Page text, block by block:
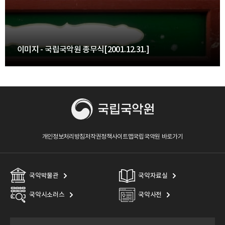
이미지 - 국립국악원 종무식[2001.12.31.]
개인정보처리방침저작권정책사이트맵국립국악원 바로가기
국악박물관 국악자료실
국악시소러스 국악사전